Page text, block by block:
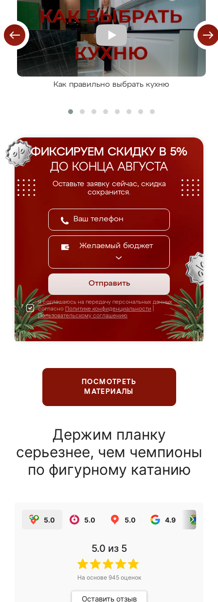
Как правильно выбрать кухню
ФИКСИРУЕМ СКИДКУ В 5%
ДО КОНЦА АВГУСТА
Оставьте заявку сейчас, скидка
сохранится.
Желаемый бюджет
Отправить
Я соглашаюсь на передачу персональных данных
согласно Политике конфиденциальности
Пользовательскому соглашению
ПОСМОТРЕТЬ
МАТЕРИАЛЫ
Держим планку
серьезнее, чем чемпионы
по фигурному катанию
5.0 5.0 5.0 4.9
5.0 из 5
На основе 945оценок
Оставить отзыв